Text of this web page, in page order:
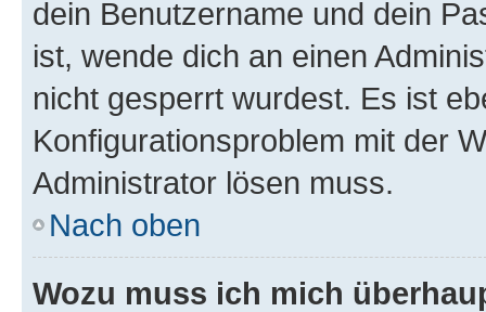
dein Benutzername und dein
ist, wende dich an einen
nicht gesperrt wurdest. Es ist
Konfigurationsproblem mit der
Administrator lösen muss.
Nach oben
Wozu muss ich mich